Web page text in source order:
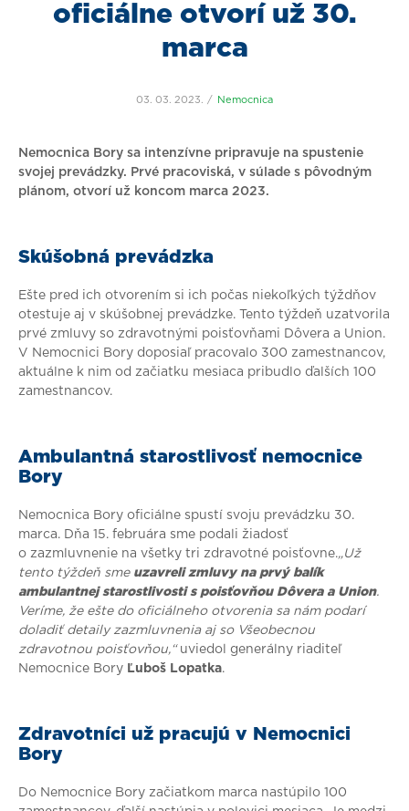
oficiálne otvorí už 30.
marca
03. 03. 2023. Nemocnica
Nemocnica Bory sa intenzívne pripravuje na spustenie
svojej prevádzky. Prvé pracoviská, v súlade s pôvodným
plánom, otvorí už koncom marca 2023.
Skúšobná prevádzka
Ešte pred ich otvorením si ich počas niekoľkých týždňov
otestuje aj v skúšobnej prevádzke. Tento týždeň uzatvorila
prvé zmluvy so zdravotnými poisťovňami Dôvera a Union.
V Nemocnici Bory doposiaľ pracovalo 300 zamestnancov,
aktuálne k nim od začiatku mesiaca pribudlo ďalších 100
zamestnancov.
Ambulantná starostlivosť nemocnice
Bory
Nemocnica Bory oficiálne spustí svoju prevádzku 30.
marca. Dňa 15. februára sme podali žiadosť
o zazmluvnenie na všetky tri zdravotné poisťovne.„Už
tento týždeň sme uzavreli zmluvy na prvý balík
ambulantnej starostlivosti s poisťovňou Dôvera a Union.
Veríme, že ešte do oficiálneho otvorenia sa nám podarí
doladiť detaily zazmluvnenia aj so Všeobecnou
zdravotnou poisťovňou,“ uviedol generálny riaditeľ
Nemocnice Bory Ľuboš Lopatka.
Zdravotníci už pracujú v Nemocnici
Bory
Do Nemocnice Bory začiatkom marca nastúpilo 100